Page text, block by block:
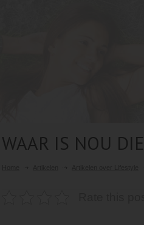
WAAR IS NOU